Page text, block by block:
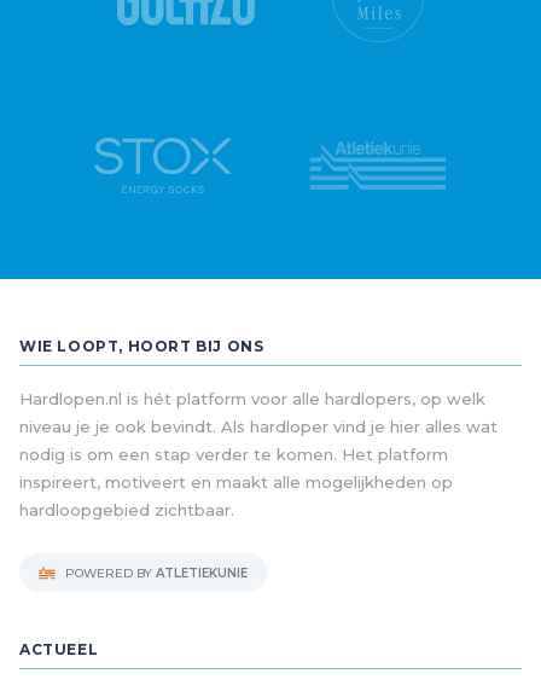
WIE LOOPT, HOORT BIJ ONS
Hardlopen.nl is hét platform voor alle hardlopers, op welk
niveau je je ook bevindt. Als hardloper vind je hier alles wat
nodig is om een stap verder te komen. Het platform
inspireert, motiveert en maakt alle mogelijkheden op
hardloopgebied zichtbaar.
POWERED BY ATLETIEKUNIE
ACTUEEL